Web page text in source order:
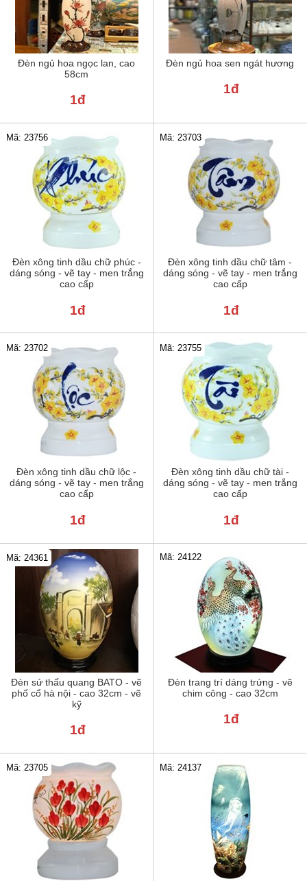
Đèn ngủ hoa ngọc lan, cao
58cm
1đ
Đèn ngủ hoa sen ngát hương
1đ
Đèn xông tinh dầu chữ phúc -
dáng sóng - vẽ tay - men trắng
cao cấp
Mã: 23756
1đ
Đèn xông tinh dầu chữ tâm -
dáng sóng - vẽ tay - men trắng
cao cấp
Mã: 23703
1đ
Đèn xông tinh dầu chữ lộc -
dáng sóng - vẽ tay - men trắng
cao cấp
Mã: 23702
1đ
Đèn xông tinh dầu chữ tài -
dáng sóng - vẽ tay - men trắng
cao cấp
Mã: 23755
1đ
Đèn sứ thấu quang BATO - vẽ
phố cổ hà nội - cao 32cm - vẽ
kỹ
Mã: 24361
1đ
Đèn trang trí dáng trứng - vẽ
chim công - cao 32cm
Mã: 24122
1đ
Mã: 23705 Mã: 24137